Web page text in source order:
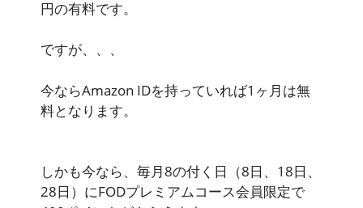
円の有料です。
ですが、、、
今ならAmazon IDを持っていれば1ヶ月は無
料となります。
しかも今なら、毎月8の付く日（8日、18日、
28日）にFODプレミアムコース会員限定で